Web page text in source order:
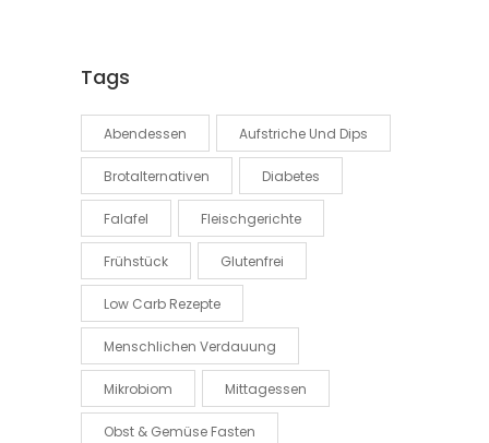
Tags
Abendessen Aufstriche Und Dips
Brotalternativen Diabetes
Falafel Fleischgerichte
Frühstück Glutenfrei
Low Carb Rezepte
Menschlichen Verdauung
Mikrobiom Mittagessen
Obst & Gemüse Fasten